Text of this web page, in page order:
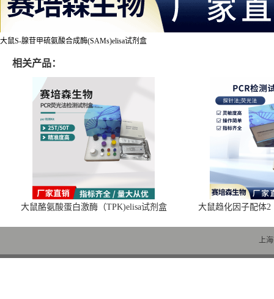
大鼠S-腺苷甲硫氨酸合成酶(SAMs)elisa试剂盒
相关产品：
大鼠酪氨酸蛋白激酶（TPK)elisa试剂盒 大鼠趋化因子配体2
上